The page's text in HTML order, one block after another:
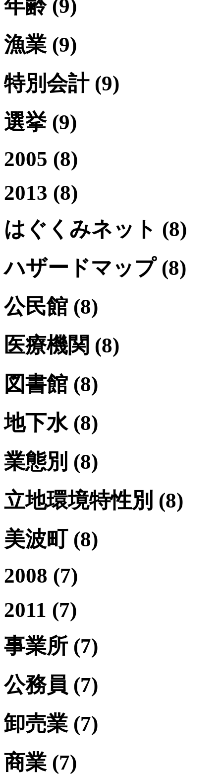
年齢 (9)
漁業 (9)
特別会計 (9)
選挙 (9)
2005 (8)
2013 (8)
はぐくみネット (8)
ハザードマップ (8)
公民館 (8)
医療機関 (8)
図書館 (8)
地下水 (8)
業態別 (8)
立地環境特性別 (8)
美波町 (8)
2008 (7)
2011 (7)
事業所 (7)
公務員 (7)
卸売業 (7)
商業 (7)